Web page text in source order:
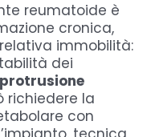
reumatoide è
cronica,
immobilità:
dei
protrusione
richiedere la
con